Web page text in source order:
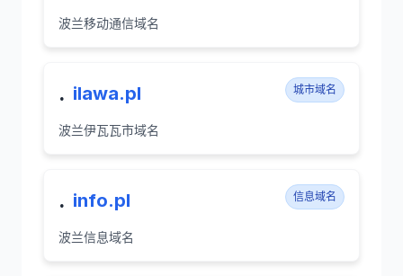
波兰移动通信域名
. ilawa.pl 城市域名
波兰伊瓦瓦市域名
. info.pl 信息域名
波兰信息域名